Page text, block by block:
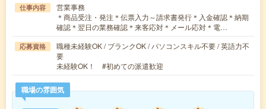
仕事内容
営業事務
＊商品受注・発注＊伝票入力～請求書発行＊入金確認＊納期
確認＊翌日の業務確認＊来客応対＊メール応対＊電…
応募資格
職種未経験OK / ブランクOK / パソコンスキル不要 / 英語力不
要
未経験OK！ #初めての派遣歓迎
職場の雰囲気